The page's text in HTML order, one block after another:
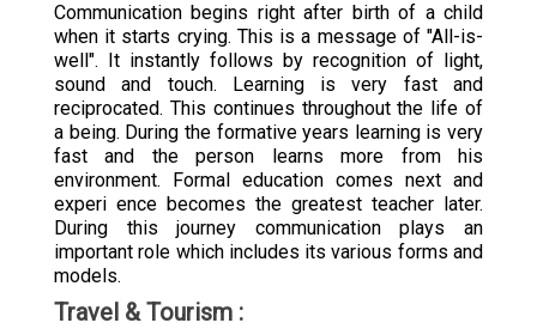
Communication begins right after birth of a child
when it starts crying. This is a message of "All-is-
well". It instantly follows by recognition of light,
sound and touch. Learning is very fast and
reciprocated. This continues throughout the life of
a being. During the formative years learning is very
fast and the person learns more from his
environment. Formal education comes next and
experi ence becomes the greatest teacher later.
During this journey communication plays an
important role which includes its various forms and
models.
Travel & Tourism :